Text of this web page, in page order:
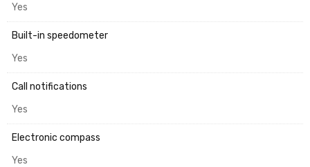
Yes
Built-in speedometer
Yes
Call notifications
Yes
Electronic compass
Yes